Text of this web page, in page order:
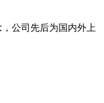
公司先后为国内外上